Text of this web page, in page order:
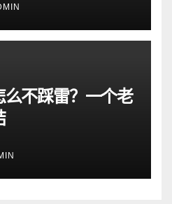
不踩雷？一个老